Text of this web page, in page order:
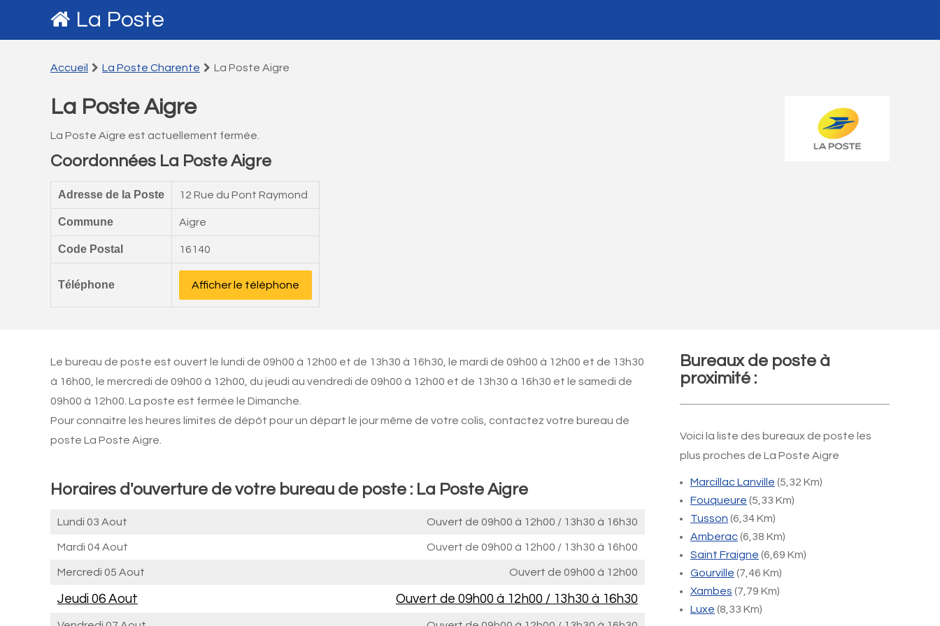
La Poste
Accueil La Poste Charente La Poste Aigre
La Poste Aigre
La Poste Aigre est actuellement fermée.
Coordonnées La Poste Aigre
Adresse de la Poste 12 Rue du Pont Raymond
Commune Aigre
Code Postal 16140
Téléphone Afficher le téléphone
Le bureau de poste est ouvert le lundi de 09h00 à 12h00 et de 13h30 à 16h30, le mardi de 09h00 à 12h00 et de 13h30
à 16h00, le mercredi de 09h00 à 12h00, du jeudi au vendredi de 09h00 à 12h00 et de 13h30 à 16h30 et le samedi de
09h00 à 12h00. La poste est fermée le Dimanche.
Pour connaitre les heures limites de dépôt pour un départ le jour même de votre colis, contactez votre bureau de
poste La Poste Aigre.
Horaires d'ouverture de votre bureau de poste : La Poste Aigre
Lundi 03 Aout Ouvert de 09h00 à 12h00 / 13h30 à 16h30
Mardi 04 Aout Ouvert de 09h00 à 12h00 / 13h30 à 16h00
Mercredi 05 Aout Ouvert de 09h00 à 12h00
Jeudi 06 Aout Ouvert de 09h00 à 12h00 / 13h30 à 16h30
Bureaux de poste à
proximité :
Voici la liste des bureaux de poste les
plus proches de La Poste Aigre
Marcillac Lanville (5,32 Km)
Fouqueure (5,33 Km)
Tusson (6,34 Km)
Amberac(6,38 Km)
Saint Fraigne (6,69 Km)
Gourville (7,46 Km)
Xambes (7,79 Km)
Luxe (8,33 Km)